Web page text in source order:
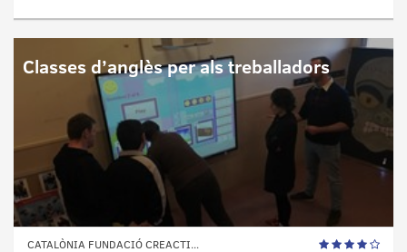
Classes d’anglès per als treballadors
CATALÒNIA FUNDACIÓ CREACTI...